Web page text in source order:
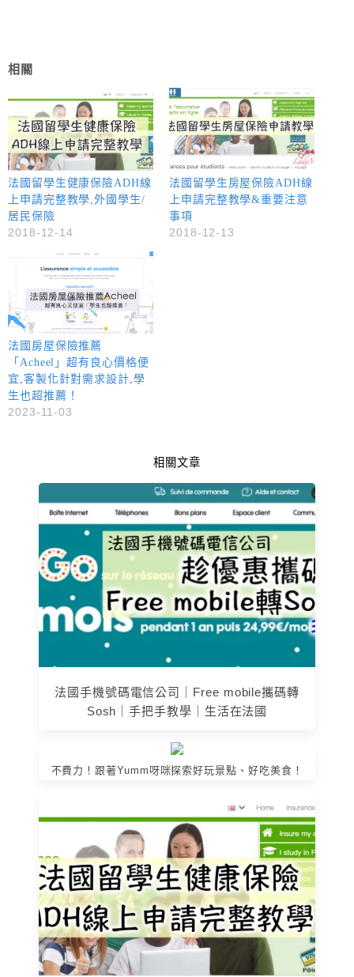
相關
法國留學生健康保險ADH線
上申請完整教學,外國學生/
居民保險
2018-12-14
法國留學生房屋保險ADH線
上申請完整教學&重要注意
事項
2018-12-13
法國房屋保險推薦
「Acheel」超有良心價格便
宜,客製化針對需求設計,學
生也超推薦！
2023-11-03
相關文章
法國手機號碼電信公司｜Free mobile攜碼轉
Sosh｜手把手教學｜生活在法國
不費力！跟著Yumm呀咪探索好玩景點、好吃美食！